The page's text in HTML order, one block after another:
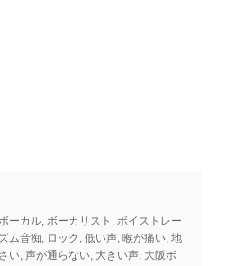
ーカル,ボーカリスト ,ボイストレー
ム音痴, ロック ,低い声,喉が痛い,地
い,声が通らない, 大きい声, 大阪ボ